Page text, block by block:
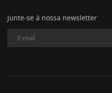
Junte-se à nossa newsletter